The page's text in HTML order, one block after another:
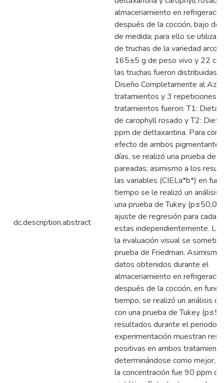
dc.description.abstract
almacenamiento en
después de la cocción, bajo
de medida; para ello se
de truchas de la variedad arco
165±5 g de peso vivo y 22
las truchas fueron distribuidas
Diseño Completamente al
tratamientos y 3 repeticiones.
tratamientos fueron: T1: Dieta
de carophyll rosado y T2:
ppm de deltaxantina. Para
efecto de ambos
días, se realizó una prueba de
pareadas; asimismo a los
las variables (CIELa*b*) en
tiempo se le realizó un análisis
una prueba de Tukey
ajuste de regresión para cada
estas independientemente.
la evaluación visual se
prueba de Friedman. Asimismo
datos obtenidos durante el
almacenamiento en
después de la cocción, en
tiempo, se realizó un análisis
con una prueba de Tukey
resultados durante el periodo
experimentación muestran
positivas en ambos
determinándose como mejor,
la concentración fue 90 ppm